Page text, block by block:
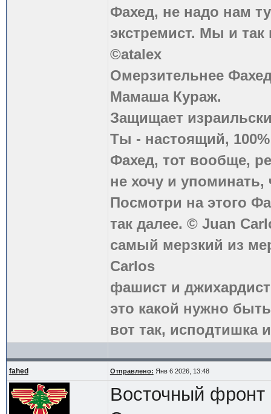
Фахед, не надо нам
экстремист. Мы и
©atalex
Омерзительнее
Мамаша Кураж.
Защищает
Ты - настоящий,
Фахед, тот вообще,
не хочу и
Посмотри на этого
так далее. © Juan
самый мерзкий из
Carlos
фашист и
это какой нужно
вот так, исподтишка
fahed Отправлено: Янв 6 2026, 13:48
Восточный фронт